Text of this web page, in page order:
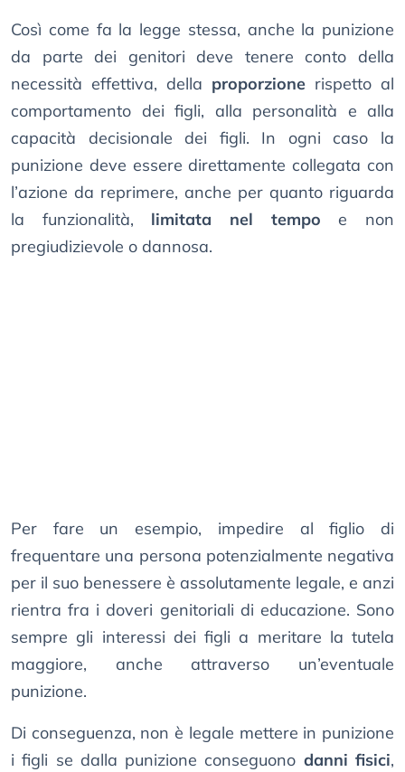
Così come fa la legge stessa, anche la punizione
da parte dei genitori deve tenere conto della
necessità effettiva, della proporzione rispetto al
comportamento dei figli, alla personalità e alla
capacità decisionale dei figli. In ogni caso la
punizione deve essere direttamente collegata con
l’azione da reprimere, anche per quanto riguarda
la funzionalità, limitata nel tempo e non
pregiudizievole o dannosa.
Per fare un esempio, impedire al figlio di
frequentare una persona potenzialmente negativa
per il suo benessere è assolutamente legale, e anzi
rientra fra i doveri genitoriali di educazione. Sono
sempre gli interessi dei figli a meritare la tutela
maggiore, anche attraverso un’eventuale
punizione.
Di conseguenza, non è legale mettere in punizione
i figli se dalla punizione conseguono danni fisici,